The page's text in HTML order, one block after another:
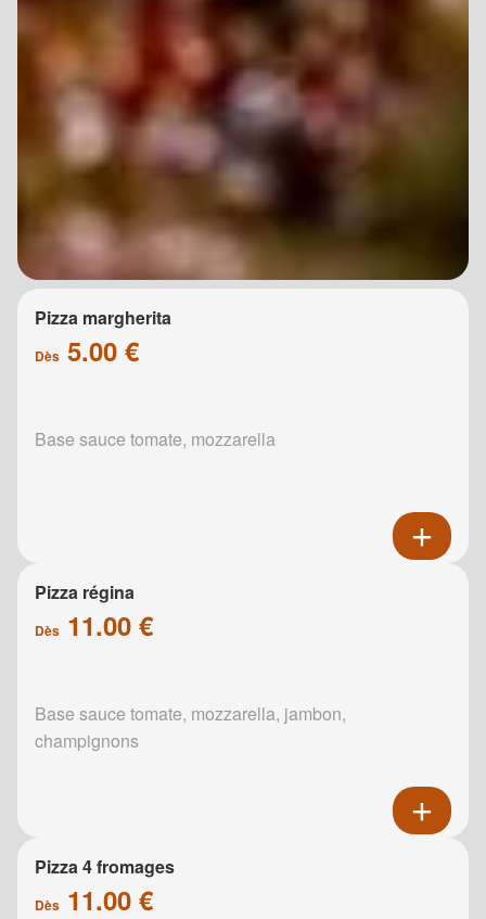
Pizza margherita
Dès 5.00 €
Base sauce tomate, mozzarella
Pizza régina
Dès 11.00 €
Base sauce tomate, mozzarella, jambon,
champignons
Pizza 4 fromages
Dès 11.00 €